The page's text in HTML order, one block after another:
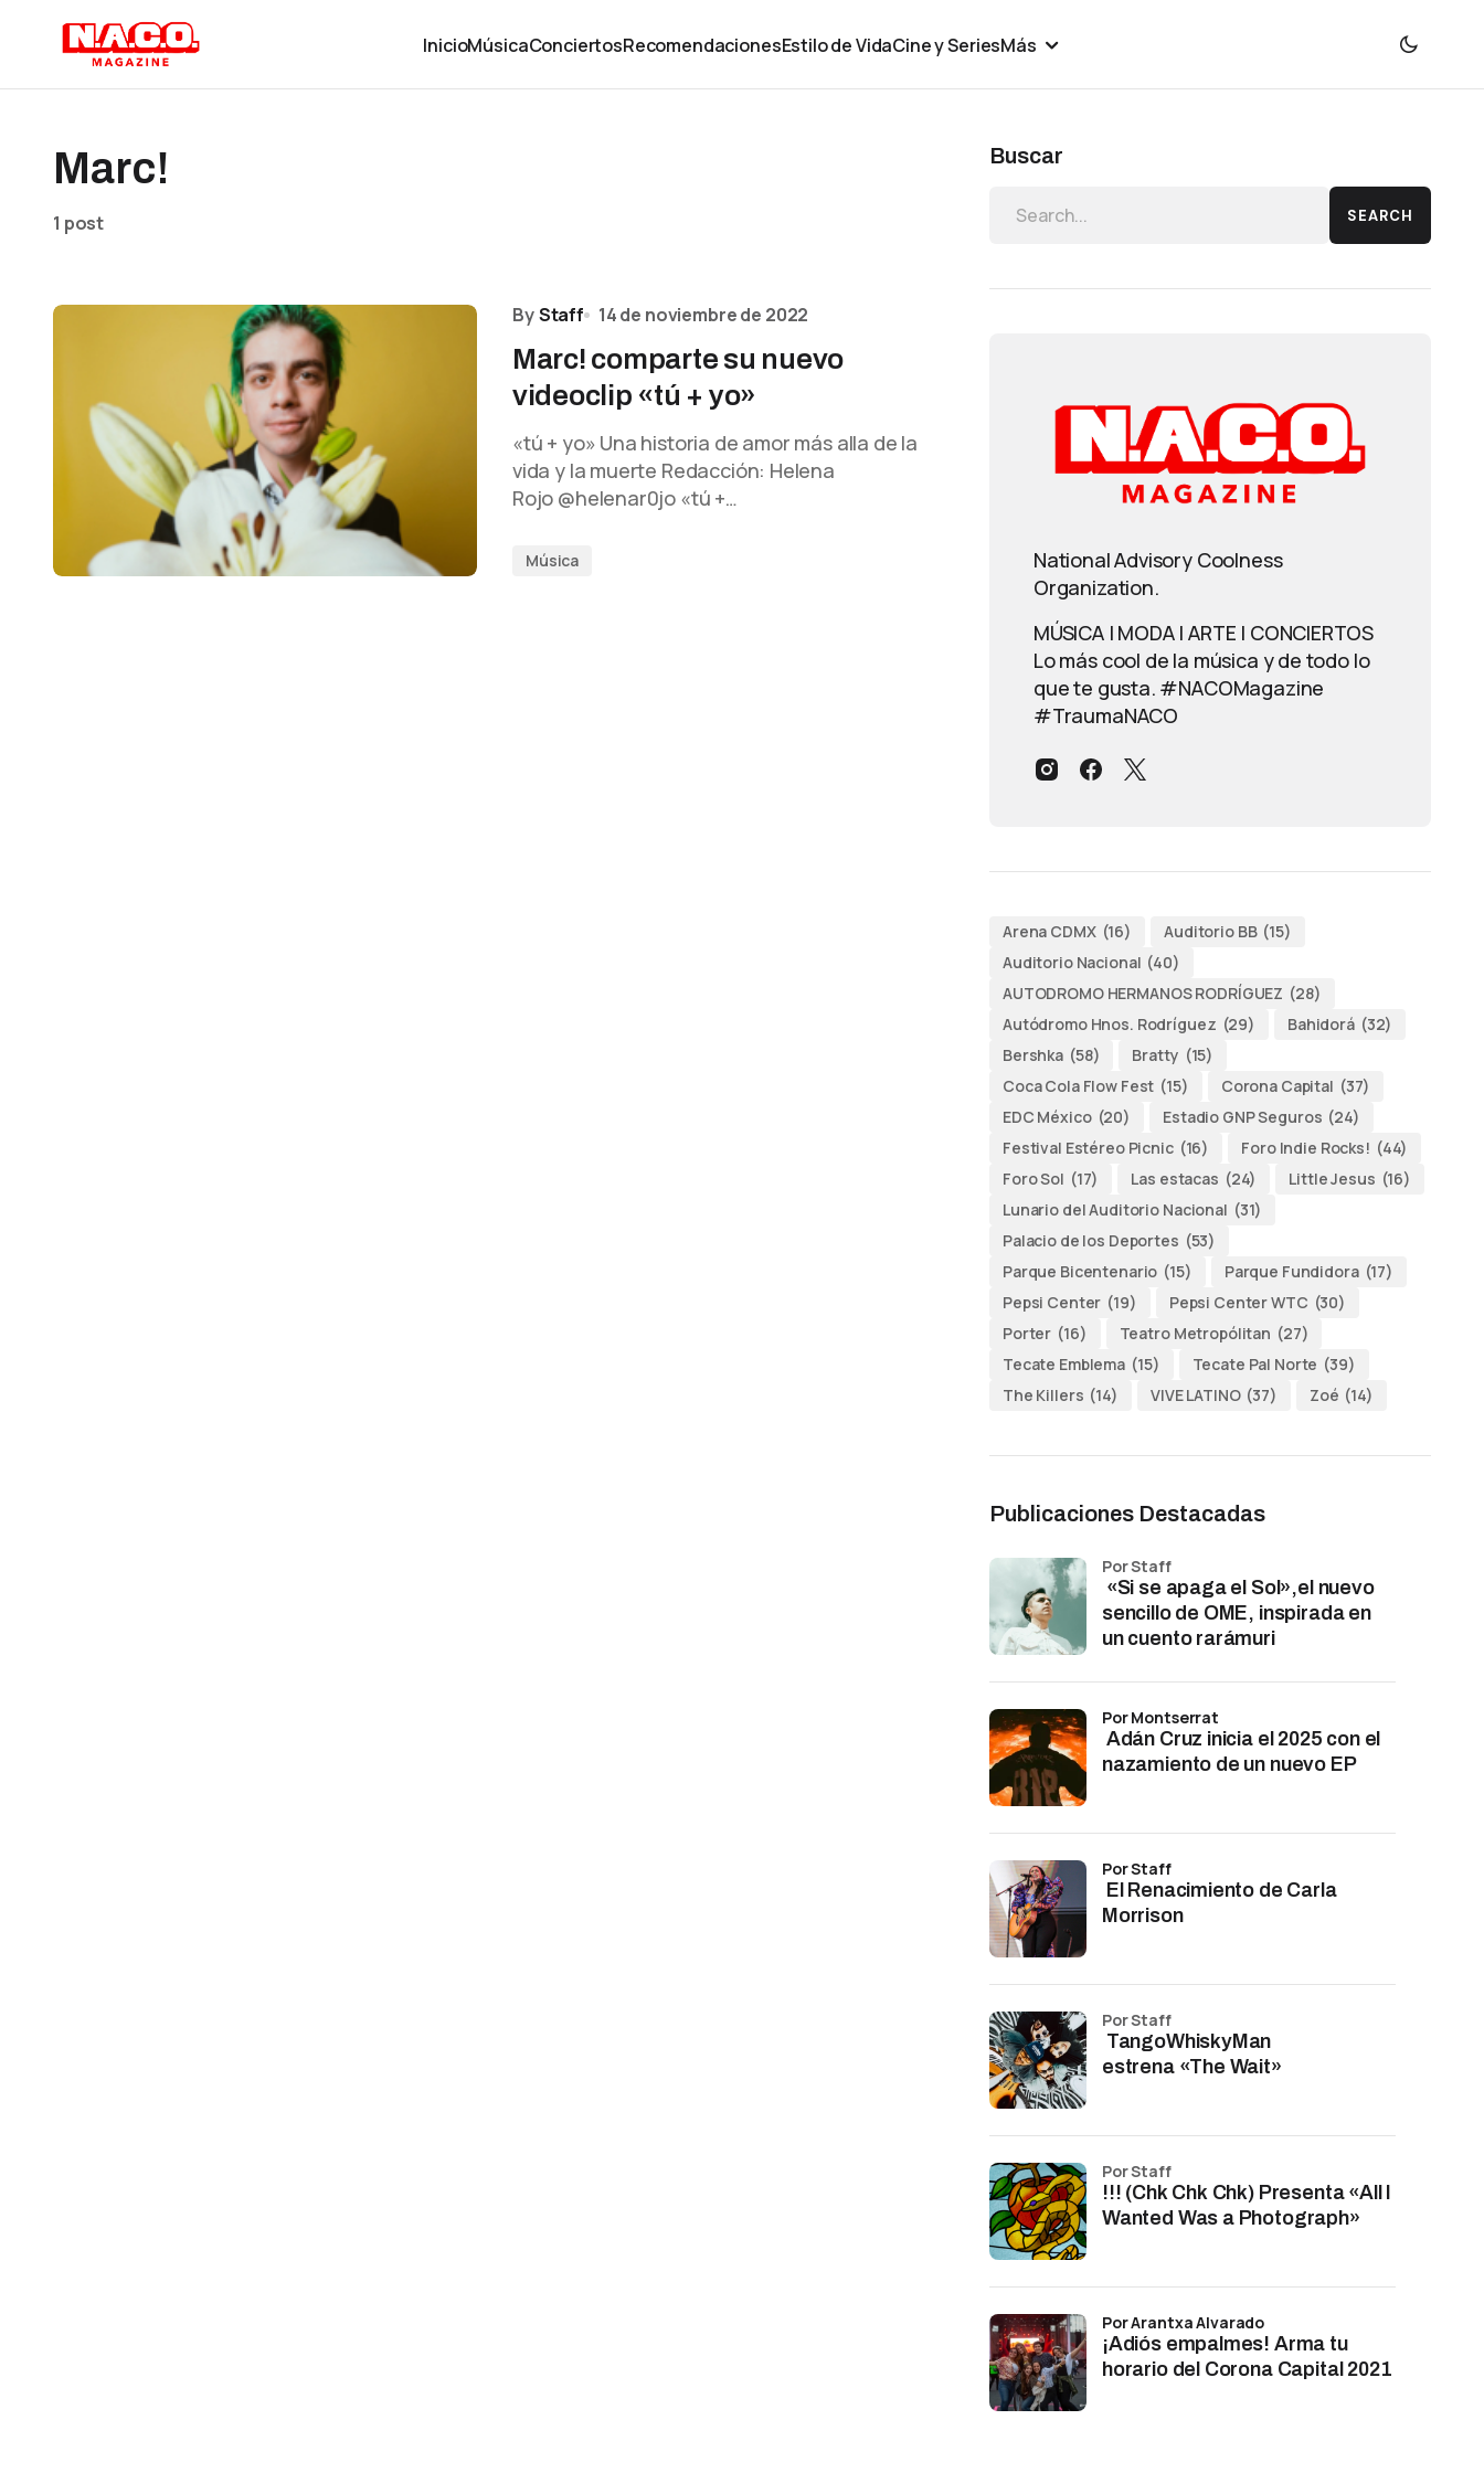
InicioMúsicaConciertosRecomendacionesEstilo de VidaCine y SeriesMás
Marc!
1 post
ByStaff 14 de noviembre de 2022
Marc! comparte su nuevo
videoclip «tú + yo»
«tú + yo» Una historia de amor más alla de la
vida y la muerte Redacción: Helena
Rojo @helenar0jo «tú +…
Música
Buscar
SEARCH
National Advisory Coolness
Organization.
MÚSICA | MODA | ARTE | CONCIERTOS
Lo más cool de la música y de todo lo
que te gusta. #NACOMagazine
#TraumaNACO
Arena CDMX (16) Auditorio BB (15)
Auditorio Nacional (40)
AUTODROMO HERMANOS RODRÍGUEZ (28)
Autódromo Hnos. Rodríguez (29) Bahidorá (32)
Bershka (58) Bratty (15)
Coca Cola Flow Fest (15) Corona Capital (37)
EDC México (20) Estadio GNP Seguros (24)
Festival Estéreo Picnic (16) Foro Indie Rocks! (44)
Foro Sol (17) Las estacas (24) Little Jesus (16)
Lunario del Auditorio Nacional (31)
Palacio de los Deportes (53)
Parque Bicentenario (15) Parque Fundidora (17)
Pepsi Center (19) Pepsi Center WTC (30)
Porter (16) Teatro Metropólitan (27)
Tecate Emblema (15) Tecate Pal Norte (39)
The Killers (14) VIVE LATINO (37) Zoé (14)
Publicaciones Destacadas
«Si se apaga el Sol»,el nuevo
sencillo de OME, inspirada en
un cuento rarámuri
por Staff
Adán Cruz inicia el 2025 con el
nazamiento de un nuevo EP
por Montserrat
El Renacimiento de Carla
Morrison
por Staff
TangoWhiskyMan
estrena «The Wait»
por Staff
!!! (Chk Chk Chk) Presenta «All I
Wanted Was a Photograph»
por Staff
¡Adiós empalmes! Arma tu
horario del Corona Capital 2021
por Arantxa Alvarado